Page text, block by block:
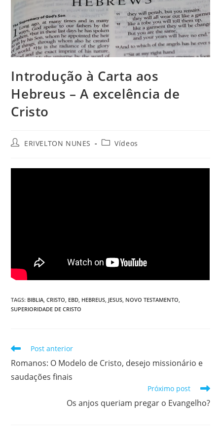
Introdução à Carta aos
Hebreus – A excelência de
Cristo
ERIVELTON NUNES Vídeos
TAGS: BIBLIA CRISTO EBD HEBREUS JESUS NOVO TESTAMENTO
SUPERIORIDADE DE CRISTO
Post anterior
Romanos: O Modelo de Cristo, desejo missionário e
saudações finais
Próximo post
Os anjos queriam pregar o Evangelho?